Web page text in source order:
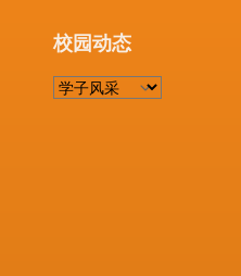
校园动态
校